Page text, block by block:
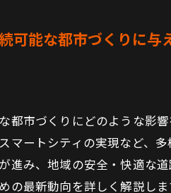
可能な都市づくりに与
都市づくりにどのような影
ートシティの実現など、
進み、地域の安全・快適な
の最新動向を詳しく解説し